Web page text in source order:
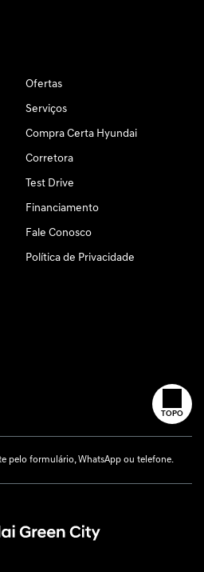
TOPO
Ofertas
Serviços
Compra Certa Hyundai
Corretora
Test Drive
Financiamento
Fale Conosco
Política de Privacidade
pelo formulário, WhatsApp ou telefone.